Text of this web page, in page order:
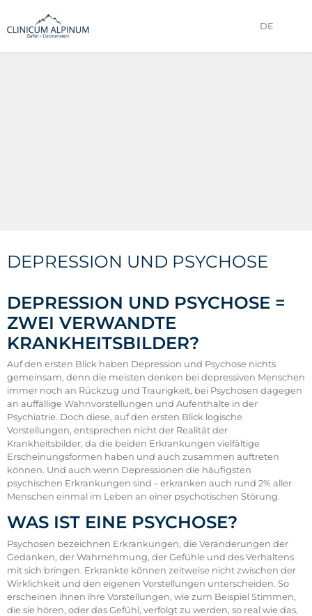
DE
DEPRESSION UND PSYCHOSE
DEPRESSION UND PSYCHOSE =
ZWEI VERWANDTE
KRANKHEITSBILDER?
Auf den ersten Blick haben Depression und Psychose nichts
gemeinsam, denn die meisten denken bei depressiven Menschen
immer noch an Rückzug und Traurigkeit, bei Psychosen dagegen
an auffällige Wahnvorstellungen und Aufenthalte in der
Psychiatrie. Doch diese, auf den ersten Blick logische
Vorstellungen, entsprechen nicht der Realität der
Krankheitsbilder, da die beiden Erkrankungen vielfältige
Erscheinungsformen haben und auch zusammen auftreten
können. Und auch wenn Depressionen die häufigsten
psychischen Erkrankungen sind – erkranken auch rund 2% aller
Menschen einmal im Leben an einer psychotischen Störung.
WAS IST EINE PSYCHOSE?
Psychosen bezeichnen Erkrankungen, die Veränderungen der
Gedanken, der Wahrnehmung, der Gefühle und des Verhaltens
mit sich bringen. Erkrankte können zeitweise nicht zwischen der
Wirklichkeit und den eigenen Vorstellungen unterscheiden. So
erscheinen ihnen ihre Vorstellungen, wie zum Beispiel Stimmen,
die sie hören, oder das Gefühl, verfolgt zu werden, so real wie das,